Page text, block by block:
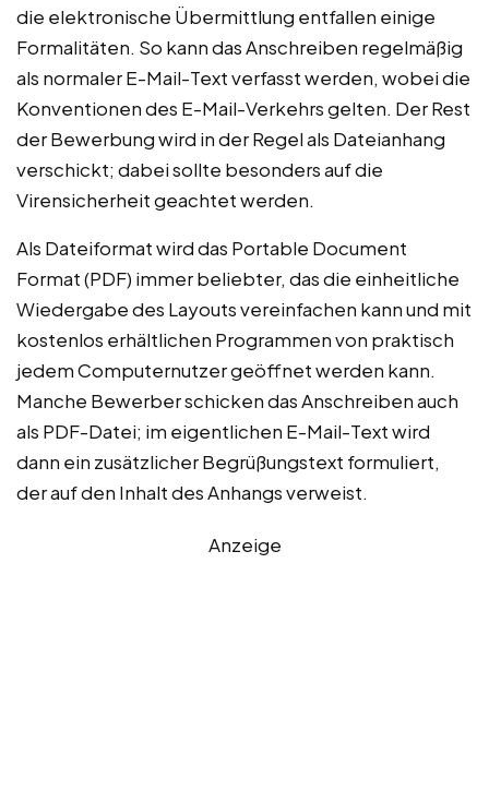
die elektronische Übermittlung entfallen einige
Formalitäten. So kann das Anschreiben regelmäßig
als normaler E-Mail-Text verfasst werden, wobei die
Konventionen des E-Mail-Verkehrs gelten. Der Rest
der Bewerbung wird in der Regel als Dateianhang
verschickt; dabei sollte besonders auf die
Virensicherheit geachtet werden.
Als Dateiformat wird das Portable Document
Format (PDF) immer beliebter, das die einheitliche
Wiedergabe des Layouts vereinfachen kann und mit
kostenlos erhältlichen Programmen von praktisch
jedem Computernutzer geöffnet werden kann.
Manche Bewerber schicken das Anschreiben auch
als PDF-Datei; im eigentlichen E-Mail-Text wird
dann ein zusätzlicher Begrüßungstext formuliert,
der auf den Inhalt des Anhangs verweist.
Anzeige